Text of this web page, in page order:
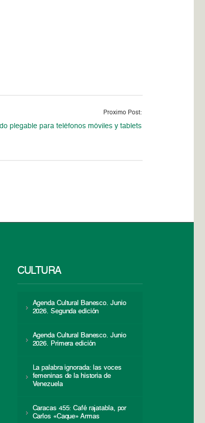
Proximo Post:
plegable para teléfonos móviles y tablets
CULTURA
Agenda Cultural Banesco. Junio
2026. Segunda edición
Agenda Cultural Banesco. Junio
2026. Primera edición
La palabra ignorada: las voces
femeninas de la historia de
Venezuela
Caracas 455: Café rajatabla, por
Carlos «Caque» Armas